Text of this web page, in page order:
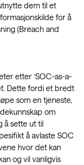
dem til et
for å
(Breach and
etter ‘SOC-as-a-
Dette fordi et bredt
som en tjeneste,
om
å sette ut til
å avlaste SOC
hvor det kan
og vil vanligvis